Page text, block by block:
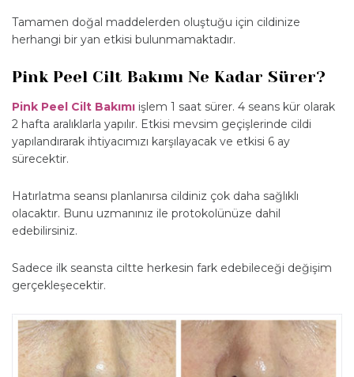
Tamamen doğal maddelerden oluştuğu için cildinize
herhangi bir yan etkisi bulunmamaktadır.
Pink Peel Cilt Bakımı Ne Kadar Sürer?
Pink Peel Cilt Bakımı işlem 1 saat sürer. 4 seans kür olarak
2 hafta aralıklarla yapılır. Etkisi mevsim geçişlerinde cildi
yapılandırarak ihtiyacımızı karşılayacak ve etkisi 6 ay
sürecektir.
Hatırlatma seansı planlanırsa cildiniz çok daha sağlıklı
olacaktır. Bunu uzmanınız ile protokolünüze dahil
edebilirsiniz.
Sadece ilk seansta ciltte herkesin fark edebileceği değişim
gerçekleşecektir.